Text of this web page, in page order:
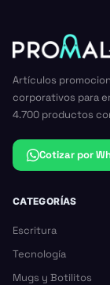
Artículos
corporativos para
4.700 productos
Cotizar por
CATEGORÍAS
Escritura
Tecnología
Mugs y Botilitos